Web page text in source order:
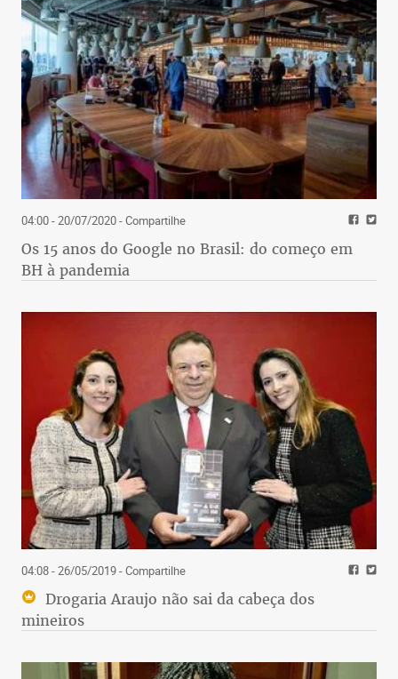
04:00 - 20/07/2020- Compartilhe
Os 15 anos do Google no Brasil: do começo em
BH à pandemia
04:08 - 26/05/2019- Compartilhe
Drogaria Araujo não sai da cabeça dos
mineiros